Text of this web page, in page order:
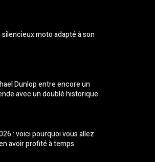
moto adapté à son
Dunlop entre encore un
avec un doublé historique
: voici pourquoi vous allez
avoir profité à temps